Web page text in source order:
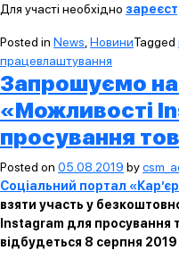
Для участі необхідно
Posted in News НовиниTagged
працевлаштування
Запрошуємо на
«Можливості
просування
Posted on 05.08.2019 by
Соціальний портал
взяти участь у
Instagram для просування
відбудеться 8 серпня 2019